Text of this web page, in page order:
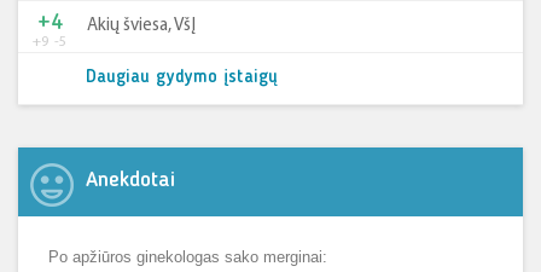
+9 -5
+4 Akių šviesa, VšĮ
Daugiau gydymo įstaigų
Anekdotai
Po apžiūros ginekologas sako merginai: